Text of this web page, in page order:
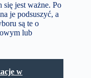
jest ważne. Po
je podsuszyć, a
są te o
lub
w